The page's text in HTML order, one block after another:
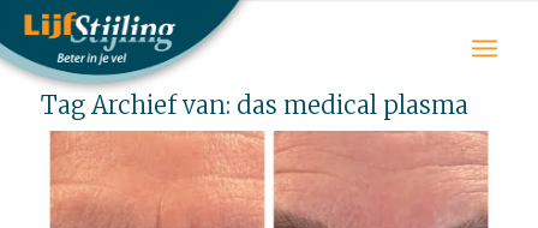
Tag Archief van: das medical plasma